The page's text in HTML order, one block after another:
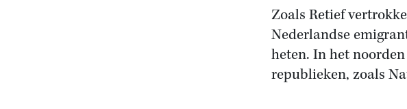
Zoals Retief
Nederlandse
heten. In het
republieken, zoals